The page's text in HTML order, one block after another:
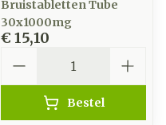
Bruistabletten Tube
30x1000mg
€ 15,10
Bestel